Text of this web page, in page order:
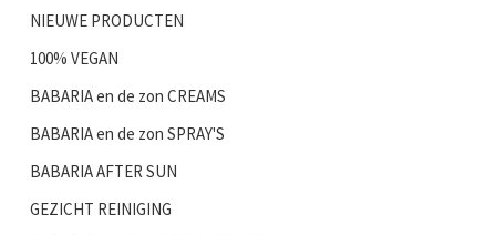
NIEUWE PRODUCTEN
100% VEGAN
BABARIA en de zon CREAMS
BABARIA en de zon SPRAY'S
BABARIA AFTER SUN
GEZICHT REINIGING